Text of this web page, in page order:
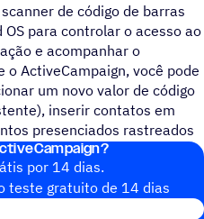
de código de barras
para controlar o acesso ao
e acompanhar o
o ActiveCampaign, você pode
um novo valor de código
inserir contatos em
presenciados rastreados
para eventos.
por 14 dias.
teste gratuito de 14 dias